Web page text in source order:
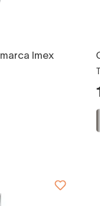
Imex